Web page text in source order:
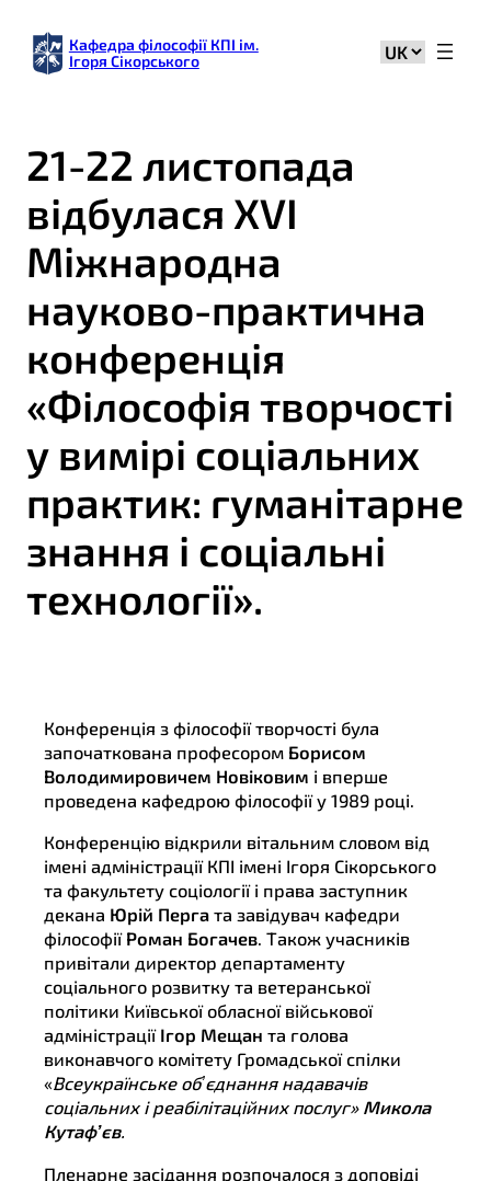
Кафедра філософії КПІ ім.
Ігоря Сікорського
Вибрати
21-22 листопада
відбулася XVI
Міжнародна
науково-практична
конференція
«Філософія творчості
у вимірі соціальних
практик: гуманітарне
знання і соціальні
технології».
Конференція з філософії творчості була
започаткована професором Борисом
Володимировичем Новіковим і вперше
проведена кафедрою філософії у 1989 році.
Конференцію відкрили вітальним словом від
імені адміністрації КПІ імені Ігоря Сікорського
та факультету соціології і права заступник
декана Юрій Перга та завідувач кафедри
філософіїРоман Богачев. Також учасників
привітали директор департаменту
соціального розвитку та ветеранської
політики Київської обласної військової
адміністрації Ігор Мещан та голова
виконавчого комітету Громадської спілки
«Всеукраїнське обʼєднання надавачів
соціальних і реабілітаційних послуг» Микола
Кутафʼєв.
Пленарне засідання розпочалося з доповіді